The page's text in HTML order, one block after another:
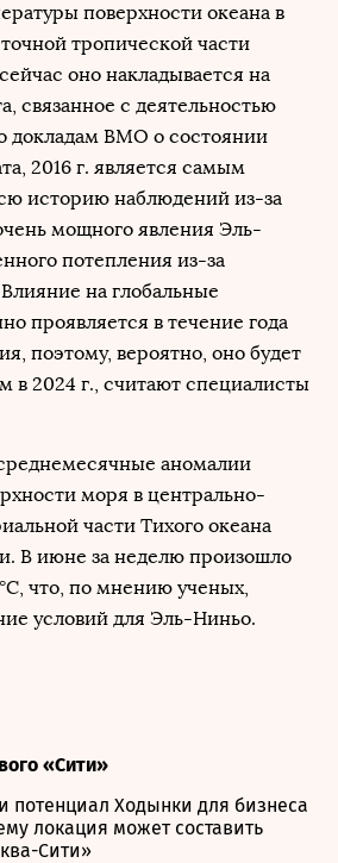
поверхности океана в
тропической части
оно накладывается на
связанное с деятельностью
докладам ВМО о состоянии
2016 г. является самым
историю наблюдений из-за
мощного явления Эль-
потепления из-за
на глобальные
проявляется в течение года
поэтому, вероятно, оно будет
в 2024 г., считают специалисты
аномалии
моря в центрально-
части Тихого океана
В июне за неделю произошло
что, по мнению ученых,
условий для Эль-Ниньо.
«Сити»
потенциал Ходынки для бизнеса
локация может составить
Сити»